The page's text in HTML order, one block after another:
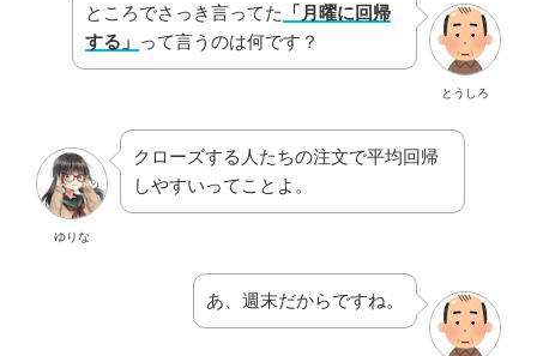
とうしろ
ところでさっき言ってた
「月曜に回帰
する」 って言うのは何です？
ゆりな
クローズする人たちの注文で平均回帰
しやすいってことよ。
あ、週末だからですね。